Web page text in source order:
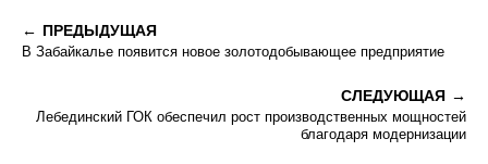
ПРЕДЫДУЩАЯ
В Забайкалье появится новое золотодобывающее предприятие
СЛЕДУЮЩАЯ
Лебединский ГОК обеспечил рост производственных мощностей
благодаря модернизации